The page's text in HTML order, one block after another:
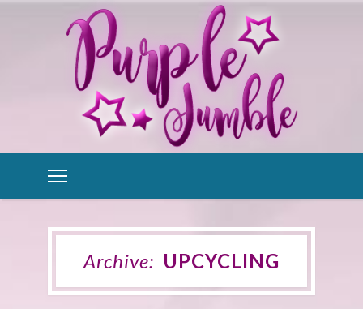
Archive: UPCYCLING